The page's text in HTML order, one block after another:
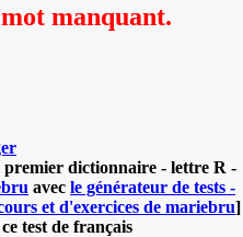
manquant.
dictionnaire - lettre R -
avec le générateur de tests -
et d'exercices de mariebru]
test de français